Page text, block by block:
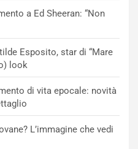
a Ed Sheeran: “Non
Esposito, star di “Mare
look
di vita epocale: novità
L’immagine che vedi